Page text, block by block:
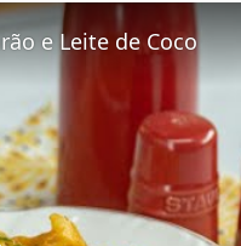
e Leite de Coco